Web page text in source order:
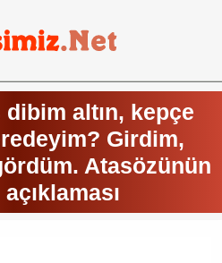
altın, kepçe
Girdim,
Atasözünün